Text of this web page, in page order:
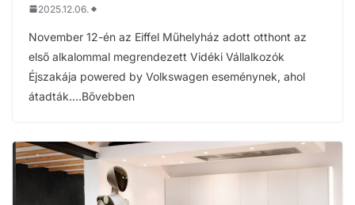
2025.12.06.
November 12-én az Eiffel Műhelyház adott otthont az
első alkalommal megrendezett Vidéki Vállalkozók
Éjszakája powered by Volkswagen eseménynek, ahol
átadták….Bővebben